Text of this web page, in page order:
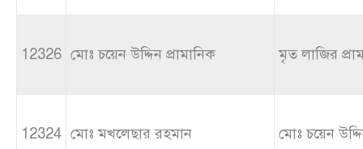
12326 মোঃ চয়েন উদ্দিন প্রামানিক মৃত লাজির
12324 মোঃ মখলেছার রহমান মোঃ চয়েন